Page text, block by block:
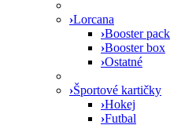
›Lorcana
›Booster pack
›Booster box
›Ostatné
›Športové kartičky
›Hokej
›Futbal